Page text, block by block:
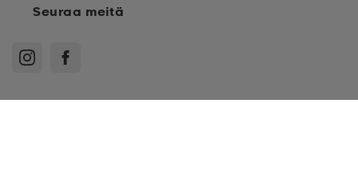
Seuraa meitä